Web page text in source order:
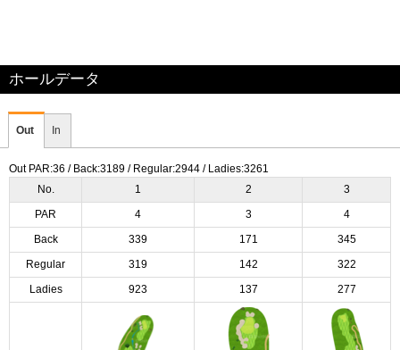
ホールデータ
Out In
Out PAR:36 / Back:3189 / Regular:2944 / Ladies:3261
No.
1 2 3
PAR 4 3 4
Back 339 171 345
Regular 319 142 322
Ladies 923 137 277